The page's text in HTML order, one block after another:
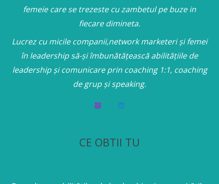
femeie care se trezeste cu zambetul pe buze in
fiecare dimineta.
Lucrez cu micile companii,network marketeri și femei
în leadership să-și îmbunătățească abilitățiile de
leadership și comunicare prin coaching 1:1, coaching
de grup și speaking.
CE OBTII TU